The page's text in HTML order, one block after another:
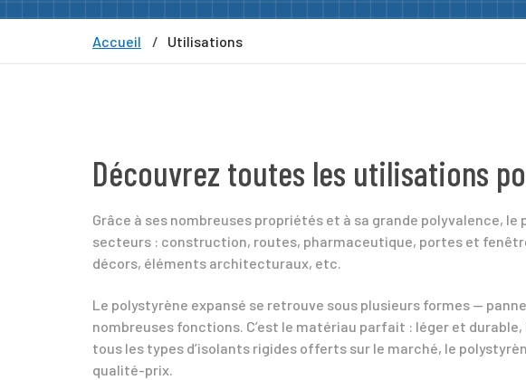
Accueil Utilisations
Découvrez toutes les utilisations
Grâce à ses nombreuses propriétés et à sa grande polyvalence,
secteurs : construction, routes, pharmaceutique, portes et
décors, éléments architecturaux, etc.
Le polystyrène expansé se retrouve sous plusieurs formes —
nombreuses fonctions. C’est le matériau parfait : léger et
tous les types d’isolants rigides offerts sur le marché, le
qualité-prix.